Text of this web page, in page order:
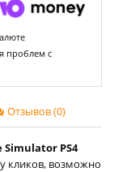
проблем с
Отзывов (0)
Simulator PS4
кликов, возможно